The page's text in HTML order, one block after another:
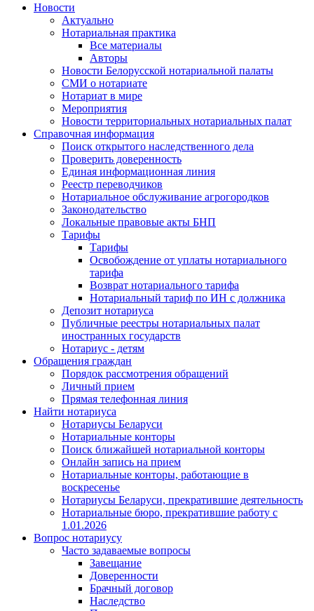
Новости
Актуально
Нотариальная практика
Все материалы
Авторы
Новости Белорусской нотариальной палаты
СМИ о нотариате
Нотариат в мире
Мероприятия
Новости территориальных нотариальных палат
Справочная информация
Поиск открытого наследственного дела
Проверить доверенность
Единая информационная линия
Реестр переводчиков
Нотариальное обслуживание агрогородков
Законодательство
Локальные правовые акты БНП
Тарифы
Тарифы
Освобождение от уплаты нотариального
тарифа
Возврат нотариального тарифа
Нотариальный тариф по ИН с должника
Депозит нотариуса
Публичные реестры нотариальных палат
иностранных государств
Нотариус - детям
Обращения граждан
Порядок рассмотрения обращений
Личный прием
Прямая телефонная линия
Найти нотариуса
Нотариусы Беларуси
Нотариальные конторы
Поиск ближайшей нотариальной конторы
Онлайн запись на прием
Нотариальные конторы, работающие в
воскресенье
Нотариусы Беларуси, прекратившие деятельность
Нотариальные бюро, прекратившие работу с
1.01.2026
Вопрос нотариусу
Часто задаваемые вопросы
Завещание
Доверенности
Брачный договор
Наследство